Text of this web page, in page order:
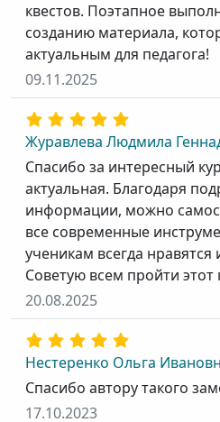
квестов. Поэтапное
созданию материала,
актуальным для педагога!
09.11.2025
Журавлева Людмила
Спасибо за интересный
актуальная. Благодаря
информации, можно
все современные
ученикам всегда нравятся
Советую всем пройти этот
20.08.2025
Нестеренко Ольга
Спасибо автору такого
17.10.2023